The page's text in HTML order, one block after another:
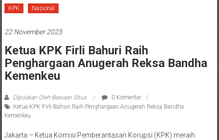
KPK Nasional
22 November 2023
Ketua KPK Firli Bahuri Raih
Penghargaan Anugerah Reksa Bandha
Kemenkeu
Diposkan Oleh:Bawaan Situs
0 Komentar
Ketua KPK Firli Bahuri Raih Penghargaan Anugerah Reksa Bandha
Kemenkeu
Jakarta – Ketua Komisi Pemberantasan Korupsi (KPK) meraih